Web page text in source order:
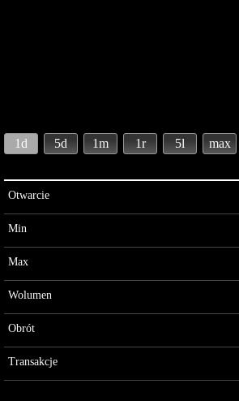
1d 5d 1m 1r 5l max
Otwarcie
Min
Max
Wolumen
Obrót
Transakcje